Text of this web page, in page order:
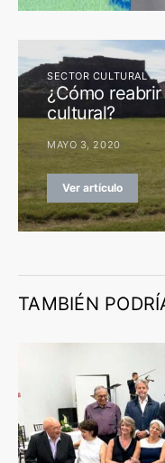
SECTOR CULTURAL
¿Cómo
cultural?
MAYO 3, 2020
Ver artículo
TAMBIÉN